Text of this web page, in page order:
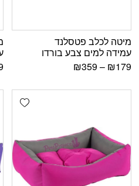
מיטה לכלב פטסלנד
עמידה למים צבע בורדו
₪179
–
₪359